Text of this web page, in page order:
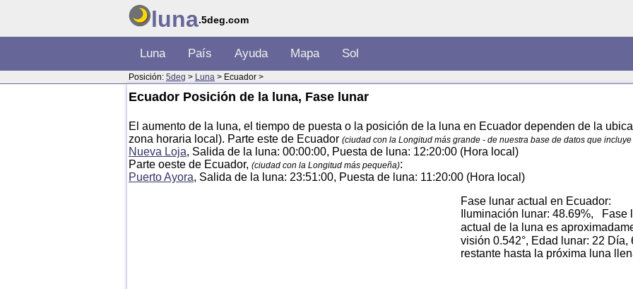
luna.5deg.com
Luna País Ayuda Mapa Sol
Posición: 5deg > Luna > Ecuador >
Ecuador Posición de la luna, Fase lunar
El aumento de la luna, el tiempo de puesta o la posición de la luna en Ecuador dependen de la
zona horaria local). Parte este de Ecuador (ciudad con la Longitud más grande - de nuestra base de datos que
Nueva Loja, Salida de la luna: 00:00:00, Puesta de luna: 12:20:00 (Hora local)
Parte oeste de Ecuador, (ciudad con la Longitud más pequeña):
Puerto Ayora, Salida de la luna: 23:51:00, Puesta de luna: 11:20:00 (Hora local)
Fase lunar actual en Ecuador:
Iluminación lunar: 48.69%,
actual de la luna es
visión 0.542°, Edad lunar: 22
restante hasta la próxima luna